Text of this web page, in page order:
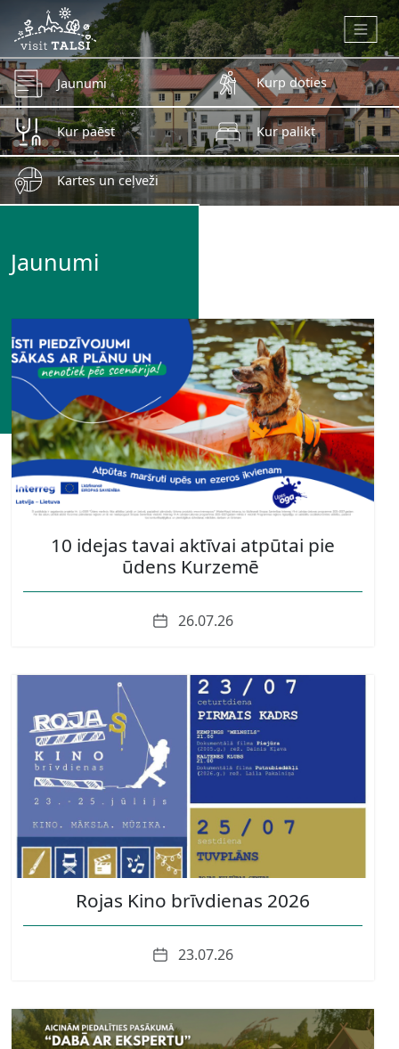
Skip to main content
Jaunumi Kurp doties
Kur paēst Kur palikt
Kartes un ceļveži
Jaunumi
10 idejas tavai aktīvai atpūtai pie
ūdens Kurzemē
Date26.07.26
Rojas Kino brīvdienas 2026
Date23.07.26